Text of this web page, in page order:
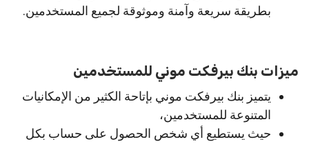
بطريقة سريعة وآمنة وموثوقة لجميع المستخدمين.
ميزات بنك بيرفكت موني للمستخدمين
يتميز بنك بيرفكت موني بإتاحة الكثير من الإمكانيات
المتنوعة للمستخدمين،
حيث يستطيع أي شخص الحصول على حساب بكل